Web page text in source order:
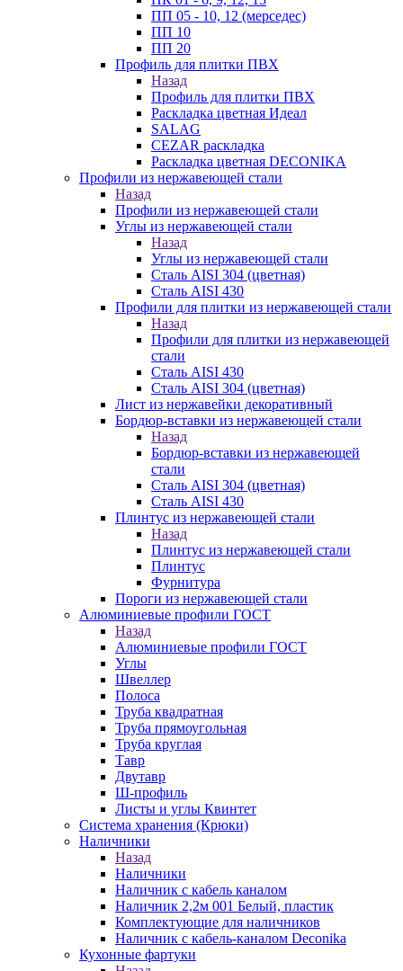
ПП 05 - 10, 12 (мерседес)
ПП 10
ПП 20
Профиль для плитки ПВХ
Назад
Профиль для плитки ПВХ
Раскладка цветная Идеал
SALAG
CEZAR раскладка
Раскладка цветная DECONIKA
Профили из нержавеющей стали
Назад
Профили из нержавеющей стали
Углы из нержавеющей стали
Назад
Углы из нержавеющей стали
Сталь AISI 304 (цветная)
Сталь AISI 430
Профили для плитки из нержавеющей стали
Назад
Профили для плитки из нержавеющей
стали
Сталь AISI 430
Сталь AISI 304 (цветная)
Лист из нержавейки декоративный
Бордюр-вставки из нержавеющей стали
Назад
Бордюр-вставки из нержавеющей
стали
Сталь AISI 304 (цветная)
Сталь AISI 430
Плинтус из нержавеющей стали
Назад
Плинтус из нержавеющей стали
Плинтус
Фурнитура
Пороги из нержавеющей стали
Алюминиевые профили ГОСТ
Назад
Алюминиевые профили ГОСТ
Углы
Швеллер
Полоса
Труба квадратная
Труба прямоугольная
Труба круглая
Тавр
Двутавр
Ш-профиль
Листы и углы Квинтет
Система хранения (Крюки)
Наличники
Назад
Наличники
Наличник с кабель каналом
Наличник 2,2м 001 Белый, пластик
Комплектующие для наличников
Наличник с кабель-каналом Deconika
Кухонные фартуки